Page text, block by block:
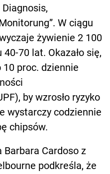
W ciągu
żywienie 2 100
70 lat. Okazało się,
proc. dziennie
by wzrosło ryzyko
wystarczy codziennie
chipsów.
Barbara Cardoso z
podkreśla, że